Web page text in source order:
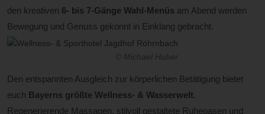
den kreativen 6- bis 7-Gänge Wahl-Menüs am Abend werden
Bewegung und Genuss gekonnt in Einklang gebracht.
© Michael Huber
Den entspannten Ausgleich zur körperlichen Betätigung bietet
euch Bayerns größte Wellness- & Wasserwelt.
Regenerierende Massagen, stilvoll gestaltete Ruheoasen und